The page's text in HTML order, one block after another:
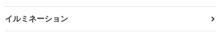
イルミネーション